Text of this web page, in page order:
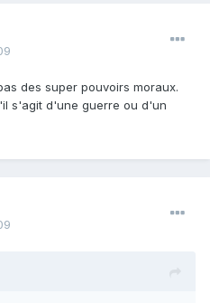
des super pouvoirs moraux.
s'agit d'une guerre ou d'un